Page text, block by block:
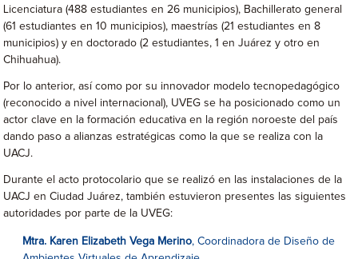
Licenciatura (488 estudiantes en 26 municipios), Bachillerato general
(61 estudiantes en 10 municipios), maestrías (21 estudiantes en 8
municipios) y en doctorado (2 estudiantes, 1 en Juárez y otro en
Chihuahua).
Por lo anterior, así como por su innovador modelo tecnopedagógico
(reconocido a nivel internacional), UVEG se ha posicionado como un
actor clave en la formación educativa en la región noroeste del país
dando paso a alianzas estratégicas como la que se realiza con la
UACJ.
Durante el acto protocolario que se realizó en las instalaciones de la
UACJ en Ciudad Juárez, también estuvieron presentes las siguientes
autoridades por parte de la UVEG:
Mtra. Karen Elizabeth Vega Merino, Coordinadora de Diseño de